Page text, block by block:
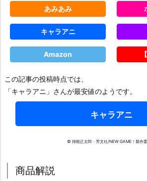
あみあみ
キャラアニ
Amazon
この記事の投稿時点では、
「キャラアニ」さんが最安値のようです。
キャラアニ
© 得能正太郎・芳文社/NEW GAME！製作
商品解説